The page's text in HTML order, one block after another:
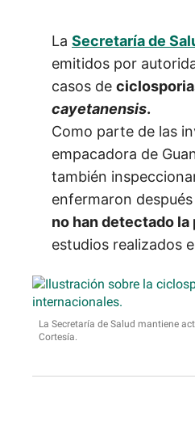
La Secretaría de Salud mantiene
Cortesía.
La Secretaría de
emitidos por
casos de
cayetanensis.
Como parte de las
empacadora de
también
enfermaron
no han detectado
estudios realizados